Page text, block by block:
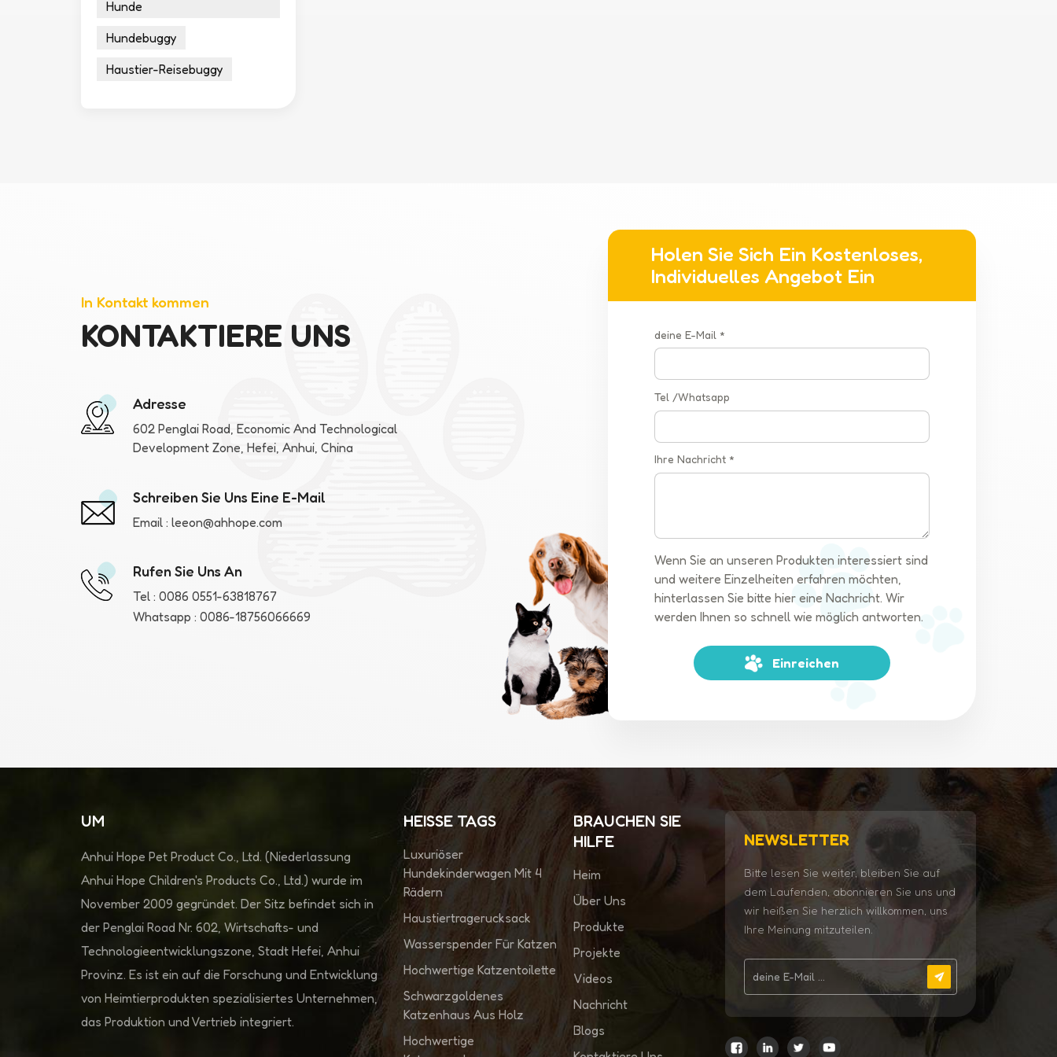
Hunde
Hundebuggy
Haustier-Reisebuggy
In Kontakt kommen
KONTAKTIERE UNS
Adresse
602 Penglai Road, Economic And Technological
Development Zone, Hefei, Anhui, China
Schreiben Sie Uns Eine E-Mail
Email :leeon@ahhope.com
Rufen Sie Uns An
Tel :0086 0551-63818767
Whatsapp :0086-18756066669
Holen Sie Sich Ein Kostenloses,
Individuelles Angebot Ein
deine E-Mail *
Tel /Whatsapp
Ihre Nachricht *
Wenn Sie an unseren Produkten interessiert sind
und weitere Einzelheiten erfahren möchten,
hinterlassen Sie bitte hier eine Nachricht. Wir
werden Ihnen so schnell wie möglich antworten.
Einreichen
UM
Anhui Hope Pet Product Co., Ltd. (Niederlassung
Anhui Hope Children's Products Co., Ltd.) wurde im
November 2009 gegründet. Der Sitz befindet sich in
der Penglai Road Nr. 602, Wirtschafts- und
Technologieentwicklungszone, Stadt Hefei, Anhui
Provinz. Es ist ein auf die Forschung und Entwicklung
von Heimtierprodukten spezialisiertes Unternehmen,
das Produktion und Vertrieb integriert.
HEISSE TAGS
Luxuriöser
Hundekinderwagen Mit 4
Rädern
Haustiertragerucksack
Wasserspender Für Katzen
Hochwertige Katzentoilette
Schwarzgoldenes
Katzenhaus Aus Holz
Hochwertige
BRAUCHEN SIE
HILFE
Heim
Über Uns
Produkte
Projekte
Videos
Nachricht
Blogs
NEWSLETTER
Bitte lesen Sie weiter, bleiben Sie auf
dem Laufenden, abonnieren Sie uns und
wir heißen Sie herzlich willkommen, uns
Ihre Meinung mitzuteilen.